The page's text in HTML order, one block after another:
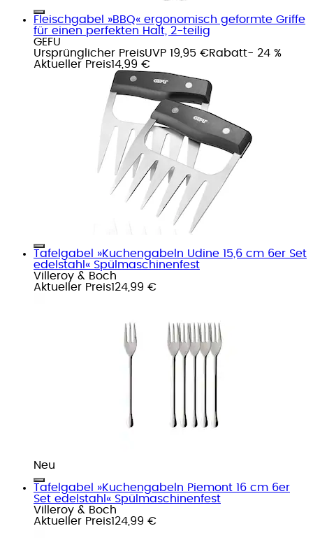
Fleischgabel »BBQ« ergonomisch geformte Griffe
für einen perfekten Halt, 2-teilig
GEFU
Ursprünglicher PreisUVP 19,95 €Rabatt- 24 %
Aktueller Preis14,99 €
Tafelgabel »Kuchengabeln Udine 15,6 cm 6er Set
edelstahl« Spülmaschinenfest
Villeroy & Boch
Aktueller Preis124,99 €
Neu
Tafelgabel »Kuchengabeln Piemont 16 cm 6er
Set edelstahl« Spülmaschinenfest
Villeroy & Boch
Aktueller Preis124,99 €